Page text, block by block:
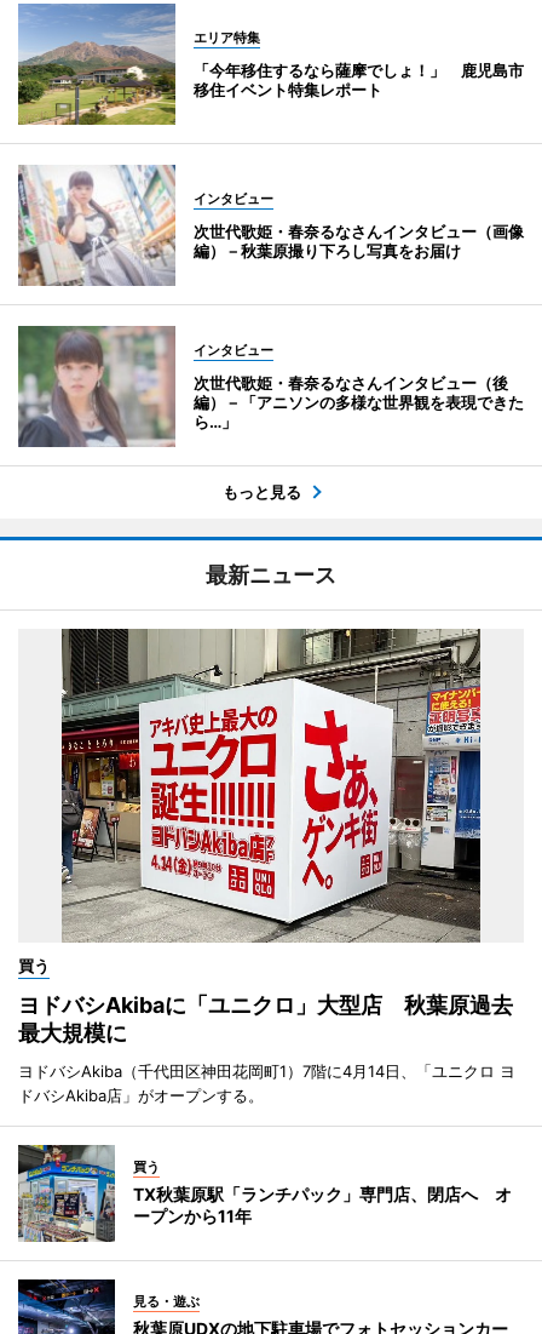
エリア特集
「今年移住するなら薩摩でしょ！」 鹿児島市
移住イベント特集レポート
インタビュー
次世代歌姫・春奈るなさんインタビュー（画像
編）－秋葉原撮り下ろし写真をお届け
インタビュー
次世代歌姫・春奈るなさんインタビュー（後
編）－「アニソンの多様な世界観を表現できた
ら…」
もっと見る
最新ニュース
買う
ヨドバシAkibaに「ユニクロ」大型店 秋葉原過去
最大規模に
ヨドバシAkiba（千代田区神田花岡町1）7階に4月14日、「ユニクロ ヨ
ドバシAkiba店」がオープンする。
買う
TX秋葉原駅「ランチパック」専門店、閉店へ オ
ープンから11年
見る・遊ぶ
秋葉原UDXの地下駐車場でフォトセッションカー